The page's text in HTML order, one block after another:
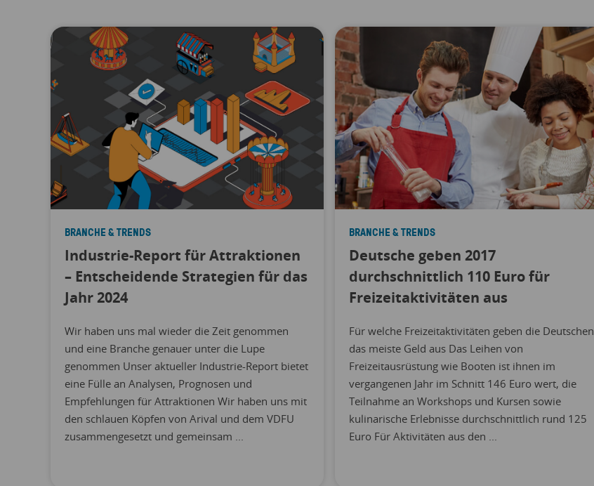
BRANCHE & TRENDS
Industrie-Report für Attraktionen
– Entscheidende Strategien für das
Jahr 2024
Wir haben uns mal wieder die Zeit genommen
und eine Branche genauer unter die Lupe
genommen Unser aktueller Industrie-Report bietet
eine Fülle an Analysen, Prognosen und
Empfehlungen für Attraktionen Wir haben uns mit
den schlauen Köpfen von Arival und dem VDFU
zusammengesetzt und gemeinsam ...
BRANCHE & TRENDS
Deutsche geben 2017
durchschnittlich 110 Euro für
Freizeitaktivitäten aus
Für welche Freizeitaktivitäten geben die Deutschen
das meiste Geld aus Das Leihen von
Freizeitausrüstung wie Booten ist ihnen im
vergangenen Jahr im Schnitt 146 Euro wert, die
Teilnahme an Workshops und Kursen sowie
kulinarische Erlebnisse durchschnittlich rund 125
Euro Für Aktivitäten aus den ...